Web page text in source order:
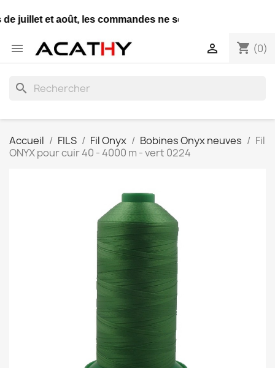
juillet et août, les commandes ne seront expédiées
 shopping_cart (0)

search
Accueil FILS Fil Onyx Bobines Onyx neuves
Fil
ONYX pour cuir 40 - 4000 m - vert 0224